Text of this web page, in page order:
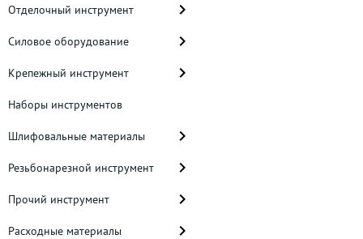
Отделочный инструмент
Силовое оборудование
Крепежный инструмент
Наборы инструментов
Шлифовальные материалы
Резьбонарезной инструмент
Прочий инструмент
Расходные материалы